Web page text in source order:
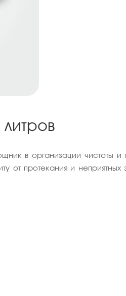
в организации чистоты и
протекания и неприятных